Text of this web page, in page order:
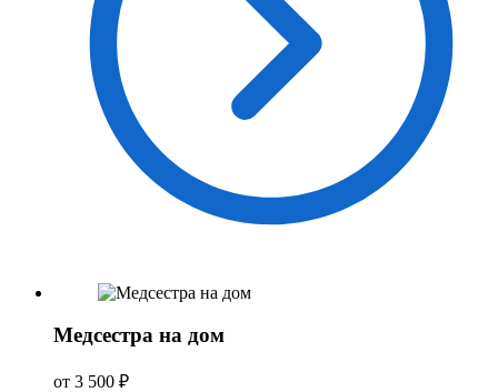
Медсестра на дом
от 3 500 ₽